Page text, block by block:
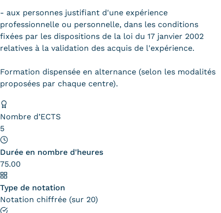
l'Expérience (VAE)
Validation des études
supérieures (VES)
Validation des acquis
(VAPP)
Discrimination/égalité/mixité
Témoignages
- aux personnes justifiant d'une expérience
professionnelle ou personnelle, dans les conditions
fixées par les dispositions de la loi du 17 janvier 2002
relatives à la validation des acquis de l'expérience.
Formation dispensée en alternance (selon les modalités
proposées par chaque centre).
Nombre d’ECTS
5
Durée en nombre d'heures
75.00
Type de notation
Notation chiffrée (sur 20)